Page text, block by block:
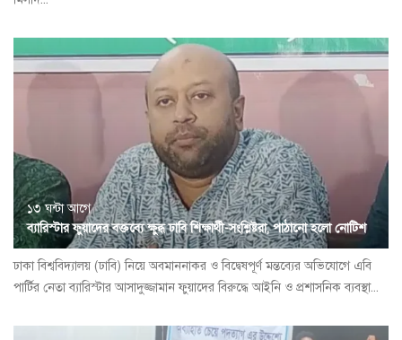
১৩ ঘন্টা আগে
ব্যারিস্টার ফুয়াদের বক্তব্যে ক্ষুব্ধ ঢাবি শিক্ষার্থী-সংশ্লিষ্টরা, পাঠানো হলো নোটিশ
ঢাকা বিশ্ববিদ্যালয় (ঢাবি) নিয়ে অবমাননাকর ও বিদ্বেষপূর্ণ মন্তব্যের অভিযোগে এবি
পার্টির নেতা ব্যারিস্টার আসাদুজ্জামান ফুয়াদের বিরুদ্ধে আইনি ও প্রশাসনিক ব্যবস্থা...